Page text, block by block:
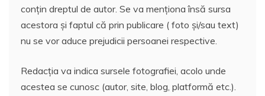
conțin dreptul de autor. Se va menționa însă sursa
acestora și faptul că prin publicare ( foto și/sau text)
nu se vor aduce prejudicii persoanei respective.
Redacția va indica sursele fotografiei, acolo unde
acestea se cunosc (autor, site, blog, platformă etc.).